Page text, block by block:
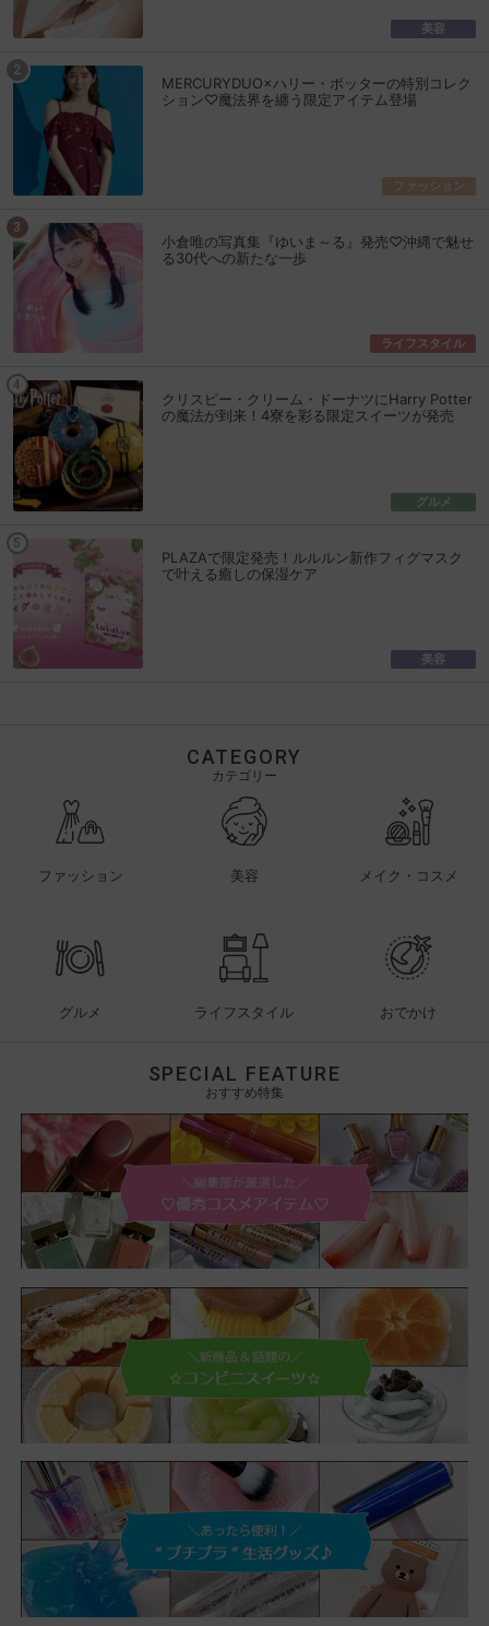
美容
MERCURYDUO×ハリー・ポッターの特別コレク
ション♡魔法界を纏う限定アイテム登場
ファッション
小倉唯の写真集『ゆいま～る』発売♡沖縄で魅せ
る30代への新たな一歩
ライフスタイル
クリスピー・クリーム・ドーナツにHarry Potter
の魔法が到来！4寮を彩る限定スイーツが発売
グルメ
PLAZAで限定発売！ルルルン新作フィグマスク
で叶える癒しの保湿ケア
美容
CATEGORY
カテゴリー
ファッション 美容 メイク・コスメ
グルメ ライフスタイル おでかけ
SPECIAL FEATURE
おすすめ特集